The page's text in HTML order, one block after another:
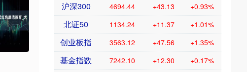
沪深300 4694.44 +43.13 +0.93%
北证50 1134.24 +11.37 +1.01%
创业板指 3563.12 +47.56 +1.35%
基金指数 7242.10 +12.30 +0.17%